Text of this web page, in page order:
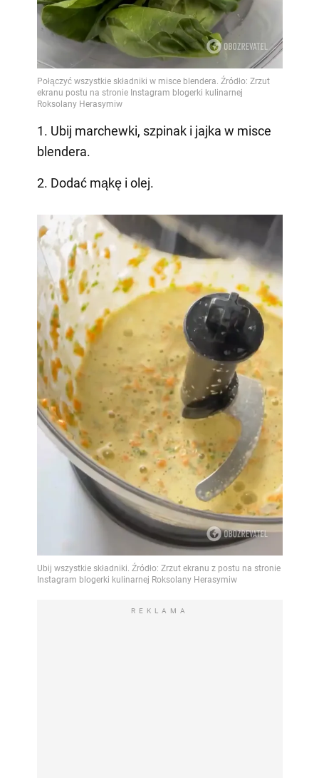
1. Ubij marchewki, szpinak i jajka w misce
blendera.
2. Dodać mąkę i olej.
REKLAMA